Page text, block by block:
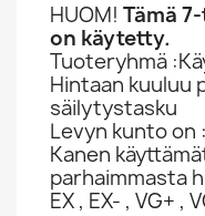
HUOM! Tämä
on käytetty.
Tuoteryhmä
Hintaan kuuluu
säilytystasku
Levyn kunto on
Kanen
parhaimmasta
EX , EX- , VG+ ,